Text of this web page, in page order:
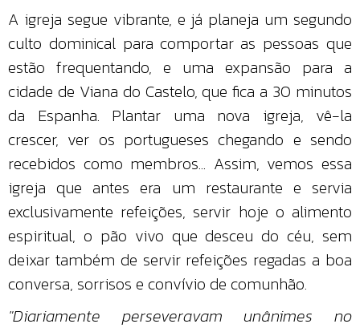
A igreja segue vibrante, e já planeja um segundo
culto dominical para comportar as pessoas que
estão frequentando, e uma expansão para a
cidade de Viana do Castelo, que fica a 30 minutos
da Espanha. Plantar uma nova igreja, vê-la
crescer, ver os portugueses chegando e sendo
recebidos como membros... Assim, vemos essa
igreja que antes era um restaurante e servia
exclusivamente refeições, servir hoje o alimento
espiritual, o pão vivo que desceu do céu, sem
deixar também de servir refeições regadas a boa
conversa, sorrisos e convívio de comunhão.
"Diariamente perseveravam unânimes no